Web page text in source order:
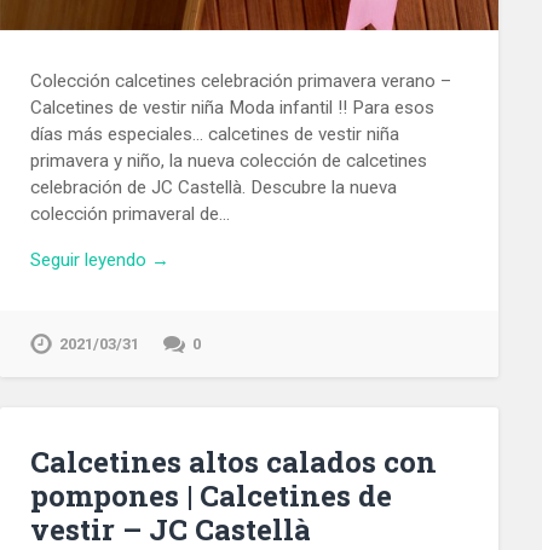
Colección calcetines celebración primavera verano –
Calcetines de vestir niña Moda infantil !! Para esos
días más especiales… calcetines de vestir niña
primavera y niño, la nueva colección de calcetines
celebración de JC Castellà. Descubre la nueva
colección primaveral de…
Seguir leyendo →
2021/03/31 0
Calcetines altos calados con
pompones | Calcetines de
vestir – JC Castellà